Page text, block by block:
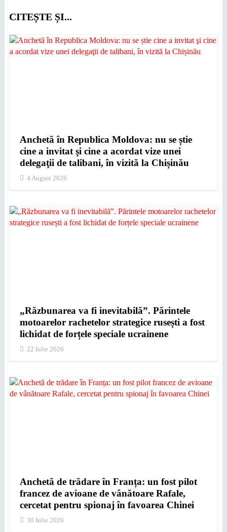
CITEȘTE ȘI...
Anchetă în Republica Moldova: nu se știe
cine a invitat şi cine a acordat vize unei
delegaţii de talibani, în vizită la Chișinău
4 August 2026
„Răzbunarea va fi inevitabilă”. Părintele
motoarelor rachetelor strategice rusești a fost
lichidat de forțele speciale ucrainene
22 Iulie 2026
Anchetă de trădare în Franța: un fost pilot
francez de avioane de vânătoare Rafale,
cercetat pentru spionaj în favoarea Chinei
30 Iulie 2026